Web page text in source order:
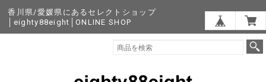
香川県/愛媛県にあるセレクトショップ
│eighty88eight│ONLINE SHOP